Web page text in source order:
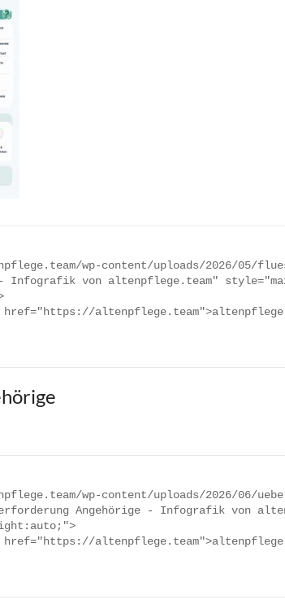
Infografik von altenpflege.team"
Angehörige - Infografik von